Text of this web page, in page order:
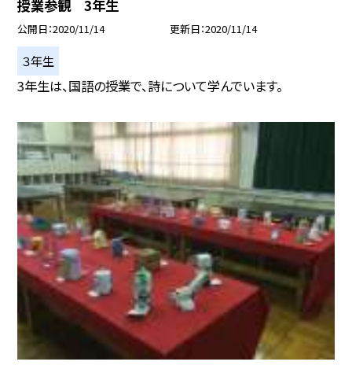
授業参観 3年生
公開日 2020/11/14 更新日 2020/11/14
３年生
3年生は、国語の授業で、詩について学んでいます。